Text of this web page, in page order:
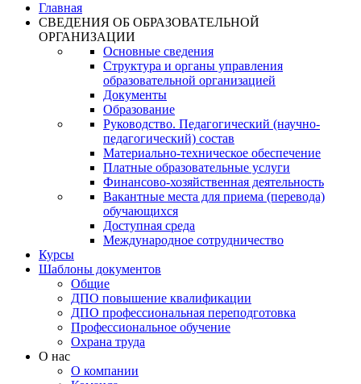
Главная
СВЕДЕНИЯ ОБ ОБРАЗОВАТЕЛЬНОЙ
ОРГАНИЗАЦИИ
Основные сведения
Структура и органы управления
образовательной организацией
Документы
Образование
Руководство. Педагогический (научно-
педагогический) состав
Материально-техническое обеспечение
Платные образовательные услуги
Финансово-хозяйственная деятельность
Вакантные места для приема (перевода)
обучающихся
Доступная среда
Международное сотрудничество
Курсы
Шаблоны документов
Общие
ДПО повышение квалификации
ДПО профессиональная переподготовка
Профессиональное обучение
Охрана труда
О нас
О компании